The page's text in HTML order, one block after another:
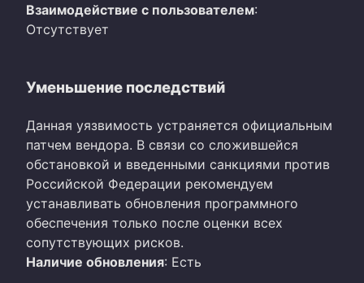
Взаимодействие с пользователем:
Отсутствует
Уменьшение последствий
Данная уязвимость устраняется официальным
патчем вендора. В связи со сложившейся
обстановкой и введенными санкциями против
Российской Федерации рекомендуем
устанавливать обновления программного
обеспечения только после оценки всех
сопутствующих рисков.
Наличие обновления: Есть